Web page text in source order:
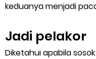
keduanya menjadi
Jadi pelakor
Diketahui apabila